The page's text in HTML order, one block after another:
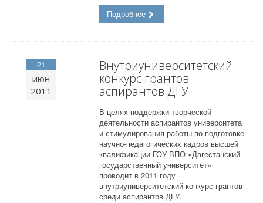
Подробнее
21
июн
2011
Внутриуниверситетский
конкурс грантов
аспирантов ДГУ
В целях поддержки творческой
деятельности аспирантов университета
и стимулирования работы по подготовке
научно-педагогических кадров высшей
квалификации ГОУ ВПО «Дагестанский
государственный университет»
проводит в 2011 году
внутриуниверситетский конкурс грантов
среди аспирантов ДГУ.